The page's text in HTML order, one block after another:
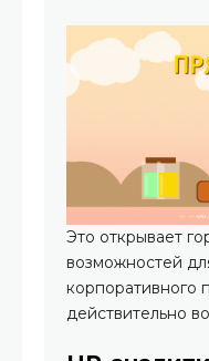
Это открывает
возможностей
корпоративного
действительно